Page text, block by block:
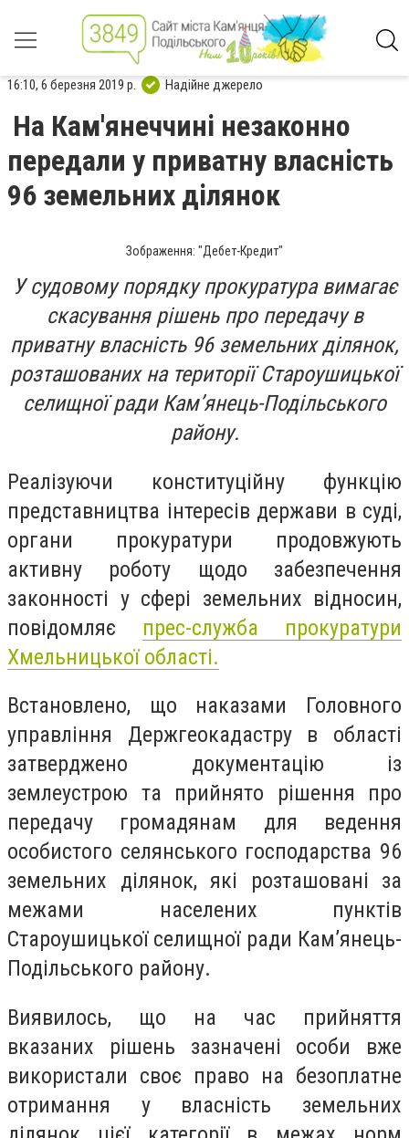
16:10, 6 березня 2019 р. Надійне джерело
На Кам'янеччині незаконно
передали у приватну власність
96 земельних ділянок
Зображення: "Дебет-Кредит"
У судовому порядку прокуратура вимагає
скасування рішень про передачу в
приватну власність 96 земельних ділянок,
розташованих на території Староушицької
селищної ради Кам’янець-Подільського
району.
Реалізуючи конституційну функцію
представництва інтересів держави в суді,
органи прокуратури продовжують
активну роботу щодо забезпечення
законності у сфері земельних відносин,
повідомляє прес-служба прокуратури
Хмельницької області.
Встановлено, що наказами Головного
управління Держгеокадастру в області
затверджено документацію із
землеустрою та прийнято рішення про
передачу громадянам для ведення
особистого селянського господарства 96
земельних ділянок, які розташовані за
межами населених пунктів
Староушицької селищної ради Кам’янець-
Подільського району.
Виявилось, що на час прийняття
вказаних рішень зазначені особи вже
використали своє право на безоплатне
отримання у власність земельних